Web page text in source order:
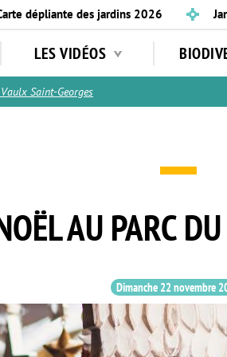
dépliante des jardins 2026
LES VIDÉOS
Saint-Georges
AU PARC
Dimanche 22 novembre